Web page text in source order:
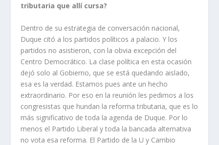
tributaria que allí cursa?
Dentro de su estrategia de conversación nacional,
Duque citó a los partidos políticos a palacio. Y los
partidos no asistieron, con la obvia excepción del
Centro Democrático. La clase política en esta ocasión
dejó solo al Gobierno, que se está quedando aislado,
esa es la verdad. Estamos pues ante un hecho
extraordinario. Por eso en la reunión les pedimos a los
congresistas que hundan la reforma tributaria, que es lo
más significativo de toda la agenda de Duque. Por lo
menos el Partido Liberal y toda la bancada alternativa
no vota esa reforma. El Partido de la U y Cambio